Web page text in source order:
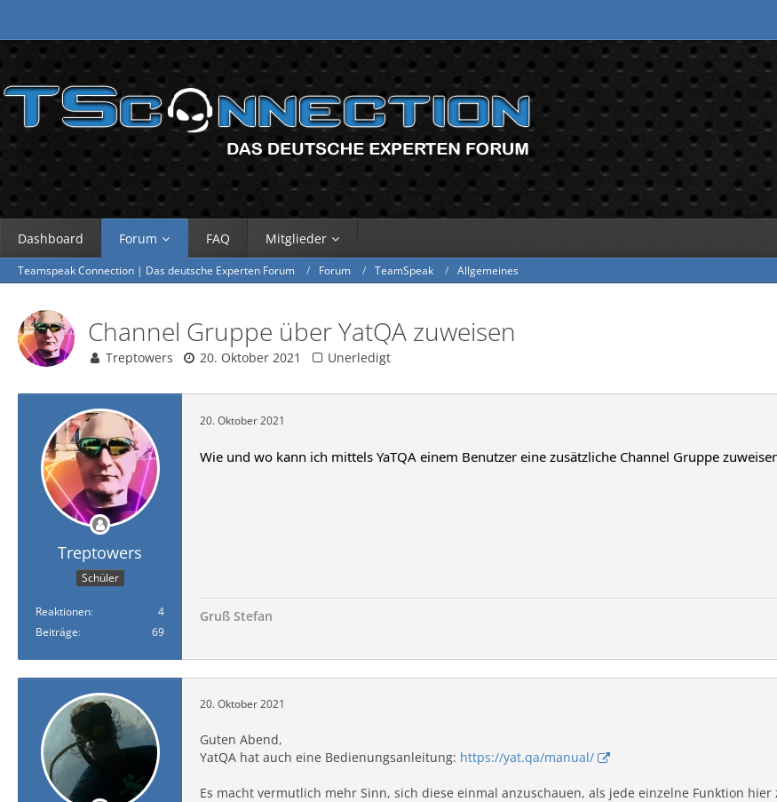
Dashboard Forum FAQ Mitglieder
Teamspeak Connection | Das deutsche Experten Forum Forum TeamSpeak Allgemeines
Channel Gruppe über YatQA zuweisen
Treptowers 20. Oktober 2021 Unerledigt
Treptowers
Schüler
Reaktionen
4
Beiträge
69
20. Oktober 2021
Wie und wo kann ich mittels YaTQA einem Benutzer eine zusätzliche Channel Gruppe
Gruß Stefan
20. Oktober 2021
Guten Abend,
YatQA hat auch eine Bedienungsanleitung: https://yat.qa/manual/
Es macht vermutlich mehr Sinn, sich diese einmal anzuschauen, als jede einzelne Funktion hier